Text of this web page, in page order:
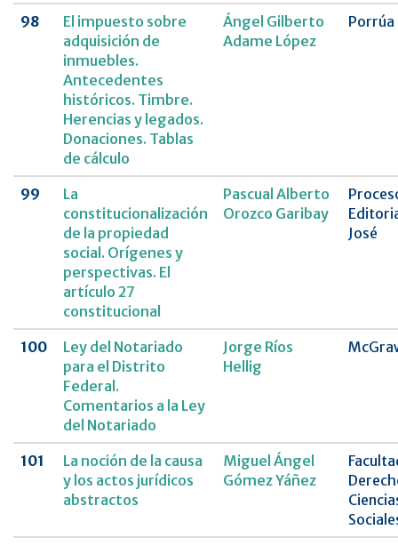
98
El impuesto sobre
adquisición de
inmuebles.
Antecedentes
históricos. Timbre.
Herencias y legados.
Donaciones. Tablas
de cálculo
Ángel Gilberto
Adame López
Porrúa
99
La
constitucionalización
de la propiedad
social. Orígenes y
perspectivas. El
artículo 27
constitucional
Pascual Alberto
Orozco Garibay
José
100
Ley del Notariado
para el Distrito
Federal.
Comentarios a la Ley
del Notariado
Jorge Ríos
Hellig
101
La noción de la causa
y los actos jurídicos
abstractos
Miguel Ángel
Gómez Yáñez